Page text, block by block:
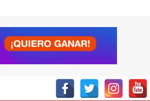
TIENE UN ALIADO EN EL CONGRESO”, DESTACA